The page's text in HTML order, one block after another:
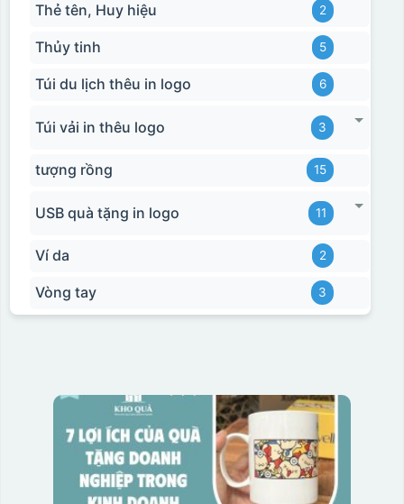
Thẻ tên, Huy hiệu 2
Thủy tinh 5
Túi du lịch thêu in logo 6
Túi vải in thêu logo 3
tượng rồng 15
USB quà tặng in logo 11
Ví da 2
Vòng tay 3